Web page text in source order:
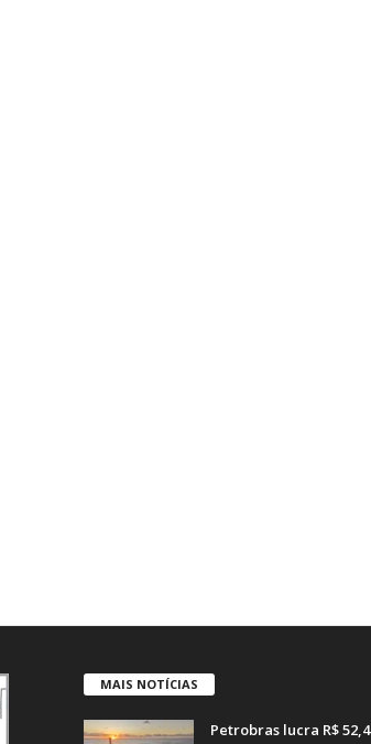
MAIS NOTÍCIAS
Petrobras lucra R$ 52,4